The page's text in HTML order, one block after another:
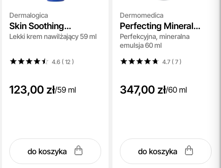
Dermalogica
Skin Soothing
Hydrating Lotion
Lekki krem nawilżający 59 ml
4.6 ( 12 )
123,00 zł/59 ml
do koszyka
Dermomedica
Perfecting Mineral
Lotion SPF 30
Perfekcyjna, mineralna
emulsja 60 ml
4.7 ( 7)
347,00 zł/60 ml
do koszyka